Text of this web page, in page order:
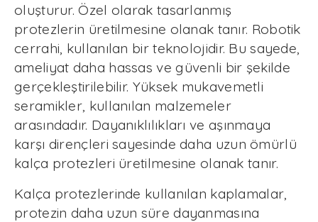
oluşturur. Özel olarak tasarlanmış
protezlerin üretilmesine olanak tanır. Robotik
cerrahi, kullanılan bir teknolojidir. Bu sayede,
ameliyat daha hassas ve güvenli bir şekilde
gerçekleştirilebilir. Yüksek mukavemetli
seramikler, kullanılan malzemeler
arasındadır. Dayanıklılıkları ve aşınmaya
karşı dirençleri sayesinde daha uzun ömürlü
kalça protezleri üretilmesine olanak tanır.
Kalça protezlerinde kullanılan kaplamalar,
protezin daha uzun süre dayanmasına